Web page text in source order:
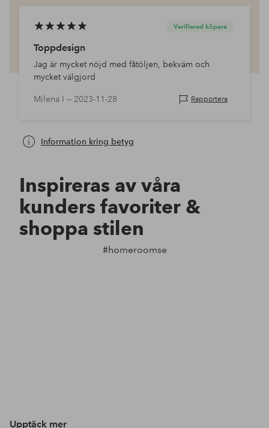
Verifierad köpare
Toppdesign
Jag är mycket nöjd med fåtöljen, bekväm och
mycket välgjord
Milena I — 2023-11-28 Rapportera
Information kring betyg
Inspireras av våra
kunders favoriter &
shoppa stilen
#homeroomse
Upptäck mer